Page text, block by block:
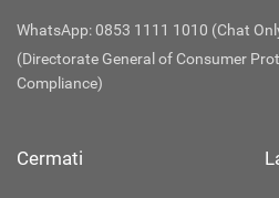
WhatsApp: 0853 1111 1010 (Chat
(Directorate General of Consumer
Compliance)
Cermati